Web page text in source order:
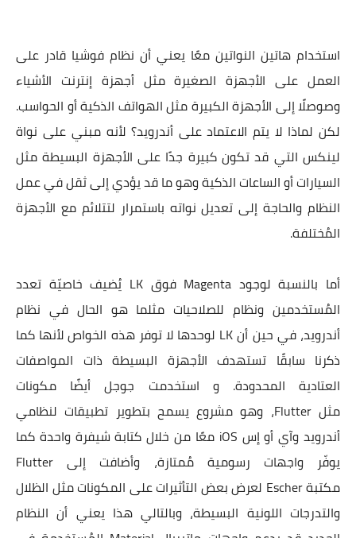
استخدام هاتين النواتين معًا يعني أن نظام فوشيا قادر على
العمل على الأجهزة الصغيرة مثل أجهزة إنترنت الأشياء
وصوصلًا إلى الأجهزة الكبيرة مثل الهواتف الذكية أو الحواسب.
لكن لماذا لا يتم الاعتماد على أندرويد؟ لأنه مبني على نواة
لينكس التي قد تكون كبيرة جدًا على الأجهزة البسيطة مثل
السيارات أو الساعات الذكية وهو ما قد يؤدي إلى ثقل في عمل
النظام والحاجة إلى تعديل نواته باستمرار لتتلائم مع الأجهزة
المُختلفة.
أما بالنسبة لوجود Magenta فوق LK يُضيف خاصيّة تعدد
المُستخدمين ونظام للصلاحيات مثلما هو الحال في نظام
أندرويد، في حين أن LK لوحدها لا توفر هذه الخواص لأنها كما
ذكرنا سابقًا تستهدف الأجهزة البسيطة ذات المواصفات
العتادية المحدودة. و استخدمت جوجل أيضًا مكونات
مثل Flutter، وهو مشروع يسمح بتطوير تطبيقات لنظامي
أندرويد وآي أو إس iOS معًا من خلال كتابة شيفرة واحدة كما
يوفّر واجهات رسومية مُمتازة، وأضافت إلى Flutter
مكتبة Escher لعرض بعض التأثيرات على المكونات مثل الظلال
والتدرجات اللونية البسيطة، وبالتالي هذا يعني أن النظام